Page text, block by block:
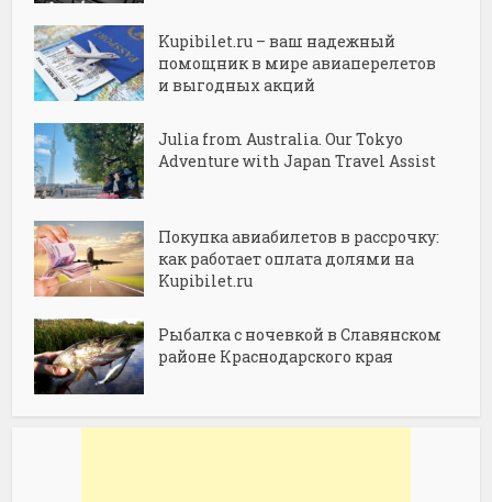
Kupibilet.ru – ваш надежный
помощник в мире авиаперелетов
и выгодных акций
Julia from Australia. Our Tokyo
Adventure with Japan Travel Assist
Покупка авиабилетов в рассрочку:
как работает оплата долями на
Kupibilet.ru
Рыбалка с ночевкой в Славянском
районе Краснодарского края